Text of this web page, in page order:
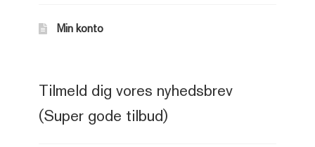
Min konto
Tilmeld dig vores nyhedsbrev
(Super gode tilbud)